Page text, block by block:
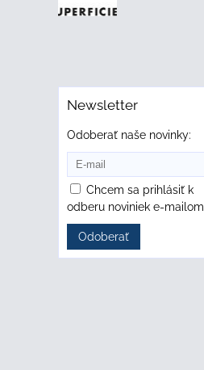
Newsletter
Odoberať naše novinky:
Chcem sa prihlásiť k
odberu noviniek e-mailom
Odoberať